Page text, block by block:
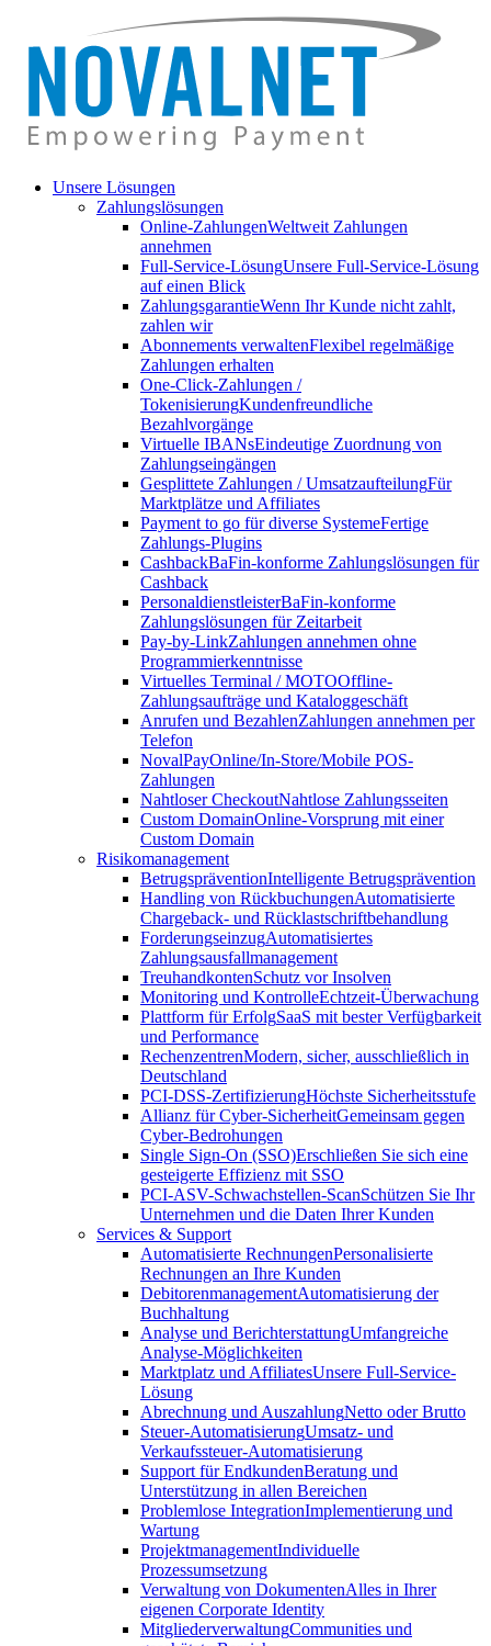
Unsere Lösungen
Zahlungslösungen
Online-ZahlungenWeltweit Zahlungen
annehmen
Full-Service-LösungUnsere Full-Service-Lösung
auf einen Blick
ZahlungsgarantieWenn Ihr Kunde nicht zahlt,
zahlen wir
Abonnements verwaltenFlexibel regelmäßige
Zahlungen erhalten
One-Click-Zahlungen /
TokenisierungKundenfreundliche
Bezahlvorgänge
Virtuelle IBANsEindeutige Zuordnung von
Zahlungseingängen
Gesplittete Zahlungen / UmsatzaufteilungFür
Marktplätze und Affiliates
Payment to go für diverse SystemeFertige
Zahlungs-Plugins
CashbackBaFin-konforme Zahlungslösungen für
Cashback
PersonaldienstleisterBaFin-konforme
Zahlungslösungen für Zeitarbeit
Pay-by-LinkZahlungen annehmen ohne
Programmierkenntnisse
Virtuelles Terminal / MOTOOffline-
Zahlungsaufträge und Kataloggeschäft
Anrufen und BezahlenZahlungen annehmen per
Telefon
NovalPayOnline/In-Store/Mobile POS-
Zahlungen
Nahtloser CheckoutNahtlose Zahlungsseiten
Custom DomainOnline-Vorsprung mit einer
Custom Domain
Risikomanagement
BetrugspräventionIntelligente Betrugsprävention
Handling von RückbuchungenAutomatisierte
Chargeback- und Rücklastschriftbehandlung
ForderungseinzugAutomatisiertes
Zahlungsausfallmanagement
TreuhandkontenSchutz vor Insolven
Monitoring und KontrolleEchtzeit-Überwachung
Plattform für ErfolgSaaS mit bester Verfügbarkeit
und Performance
RechenzentrenModern, sicher, ausschließlich in
Deutschland
PCI-DSS-ZertifizierungHöchste Sicherheitsstufe
Allianz für Cyber-SicherheitGemeinsam gegen
Cyber-Bedrohungen
Single Sign-On (SSO)Erschließen Sie sich eine
gesteigerte Effizienz mit SSO
PCI-ASV-Schwachstellen-ScanSchützen Sie Ihr
Unternehmen und die Daten Ihrer Kunden
Services & Support
Automatisierte RechnungenPersonalisierte
Rechnungen an Ihre Kunden
DebitorenmanagementAutomatisierung der
Buchhaltung
Analyse und BerichterstattungUmfangreiche
Analyse-Möglichkeiten
Marktplatz und AffiliatesUnsere Full-Service-
Lösung
Abrechnung und AuszahlungNetto oder Brutto
Steuer-AutomatisierungUmsatz- und
Verkaufssteuer-Automatisierung
Support für EndkundenBeratung und
Unterstützung in allen Bereichen
Problemlose IntegrationImplementierung und
Wartung
ProjektmanagementIndividuelle
Prozessumsetzung
Verwaltung von DokumentenAlles in Ihrer
eigenen Corporate Identity
MitgliederverwaltungCommunities und